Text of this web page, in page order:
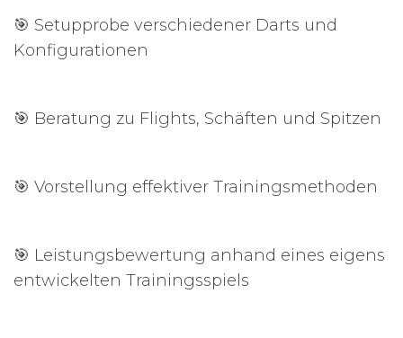
🎯 Setupprobe verschiedener Darts und
Konfigurationen
🎯 Beratung zu Flights, Schäften und Spitzen
🎯 Vorstellung effektiver Trainingsmethoden
🎯 Leistungsbewertung anhand eines eigens
entwickelten Trainingsspiels